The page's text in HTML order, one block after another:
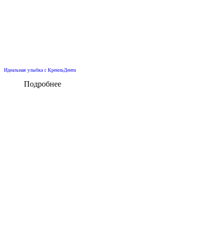
Идеальная улыбка с КремльДента
Подробнее